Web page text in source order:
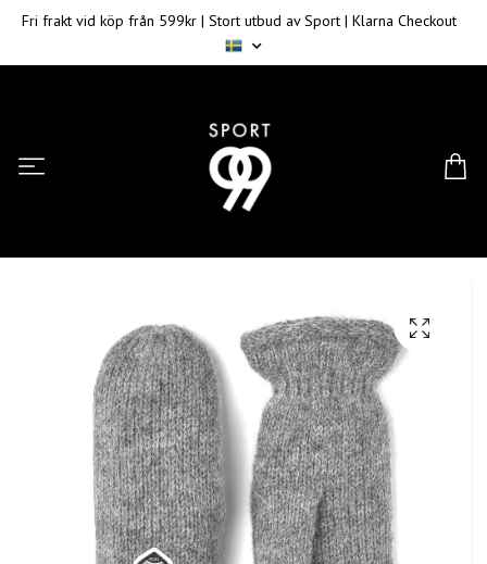
Fri frakt vid köp från 599kr | Stort utbud av Sport | Klarna Checkout